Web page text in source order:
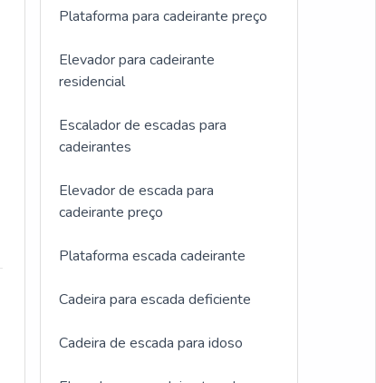
Plataforma para cadeirante preço
Elevador para cadeirante
residencial
Escalador de escadas para
cadeirantes
Elevador de escada para
cadeirante preço
Plataforma escada cadeirante
Cadeira para escada deficiente
Cadeira de escada para idoso